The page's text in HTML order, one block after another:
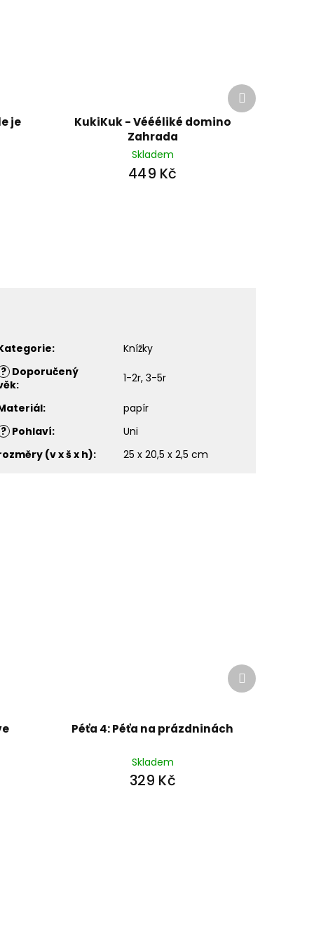
je
KukiKuk - Véééliké domino
Zahrada
Skladem
449 Kč
Další
produkt
:
Knížky
? Doporučený
: 1-2r, 3-5r
:
papír
? Pohlaví:
Uni
(v x š x h): 25 x 20,5 x 2,5 cm
Péťa 4: Péťa na prázdninách
Skladem
329 Kč
Další
produkt